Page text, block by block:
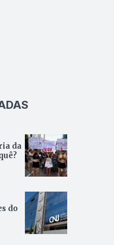
da
do